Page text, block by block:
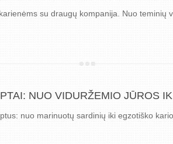
su draugų kompanija. Nuo teminių
NUO VIDURŽEMIO JŪROS
nuo marinuotų sardinių iki egzotiško